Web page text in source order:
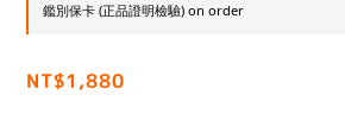
鑑別保卡 (正品證明檢驗) on order
NT$1,880